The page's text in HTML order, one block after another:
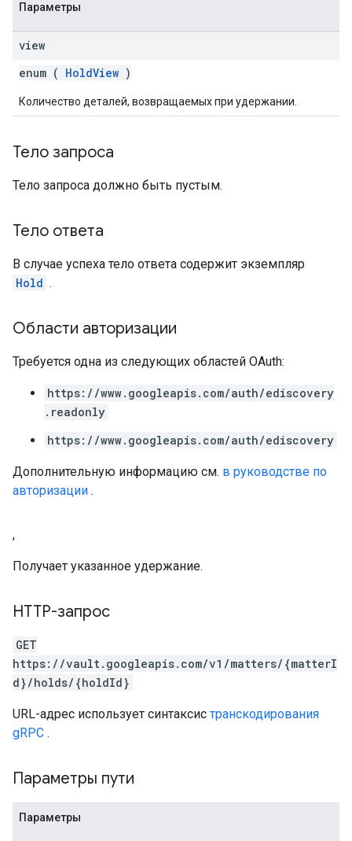
Параметры
view
enum ( HoldView )
Количество деталей, возвращаемых при удержании.
Тело запроса
Тело запроса должно быть пустым.
Тело ответа
В случае успеха тело ответа содержит экземпляр
Hold .
Области авторизации
Требуется одна из следующих областей OAuth:
https://www.googleapis.com/auth/ediscovery
.readonly
https://www.googleapis.com/auth/ediscovery
Дополнительную информацию см. в руководстве по
авторизации .
,
Получает указанное удержание.
HTTP-запрос
GET
https://vault.googleapis.com/v1/matters/{matterI
d}/holds/{holdId}
URL-адрес использует синтаксис транскодирования
gRPC .
Параметры пути
Параметры